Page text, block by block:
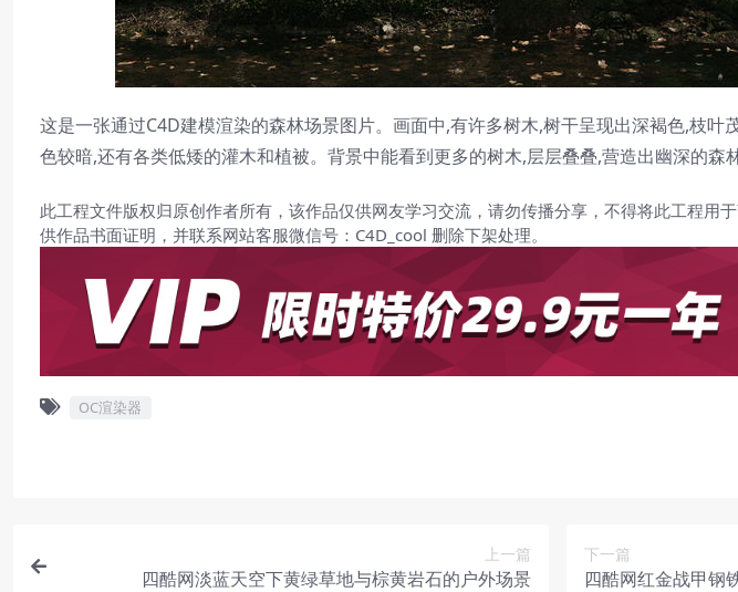
这是一张通过C4D建模渲染的森林场景图片。画面中,有许多树木,树干呈现出深褐色,枝叶
色较暗,还有各类低矮的灌木和植被。背景中能看到更多的树木,层层叠叠,营造出幽深的森林
此工程文件版权归原创作者所有，该作品仅供网友学习交流，请勿传播分享，不得将此工程用
供作品书面证明，并联系网站客服微信号：C4D_cool 删除下架处理。
OC渲染器
上一篇
四酷网淡蓝天空下黄绿草地与棕黄岩石的户外场景
下一篇
四酷网红金战甲钢